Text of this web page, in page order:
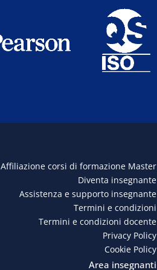
Affiliazione corsi di formazione Master
Diventa insegnante
Assistenza e supporto insegnante
Termini e condizioni
Termini e condizioni docente
Privacy Policy
Cookie Policy
Area insegnanti